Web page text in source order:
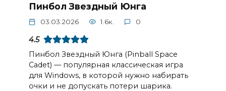
Пинбол Звездный Юнга
03.03.2026 1.6к. 0
4.5
Пинбол Звездный Юнга (Pinball Space
Cadet) — популярная классическая игра
для Windows, в которой нужно набирать
очки и не допускать потери шарика.